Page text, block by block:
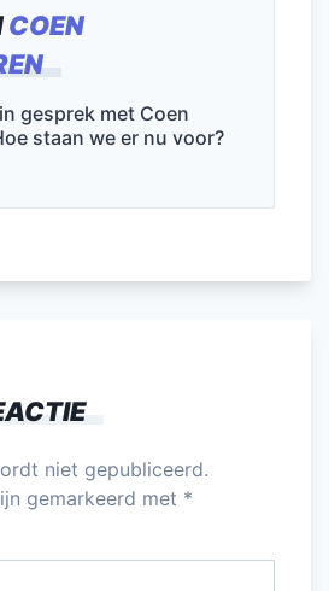
COEN
gesprek met Coen
staan we er nu voor?
e
dI
n
s
p
p
niet gepubliceerd.
gemarkeerd met *